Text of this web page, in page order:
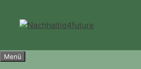
springen
Menü